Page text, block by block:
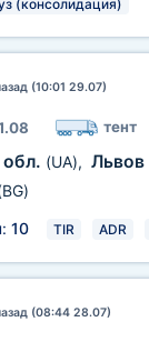
(консолидация)
(10:01 29.07)
тент
обл. (UA), Львов
10 TIR ADR
(08:44 28.07)